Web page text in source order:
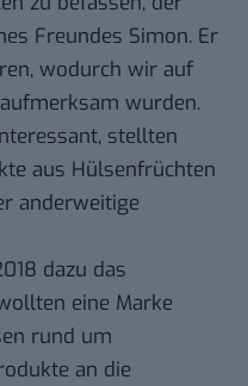
Freundes Simon. Er
wodurch wir auf
wurden.
stellten
aus Hülsenfrüchten
anderweitige
dazu das
eine Marke
rund um
an die